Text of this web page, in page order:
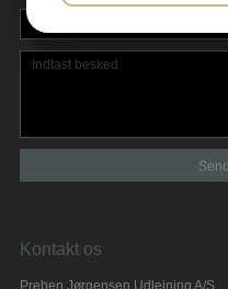
Kontakt os
Preben Jørgensen Udlejning A/S
MARKETING